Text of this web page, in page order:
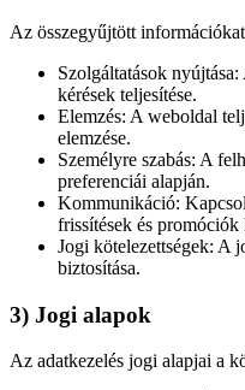
Az összegyűjtött
Szolgáltatások
kérések teljesítése.
Elemzés: A weboldal
elemzése.
Személyre szabás: A
preferenciái alapján.
Kommunikáció:
frissítések és promóciók
Jogi kötelezettségek: A
biztosítása.
3) Jogi alapok
Az adatkezelés jogi alapjai a